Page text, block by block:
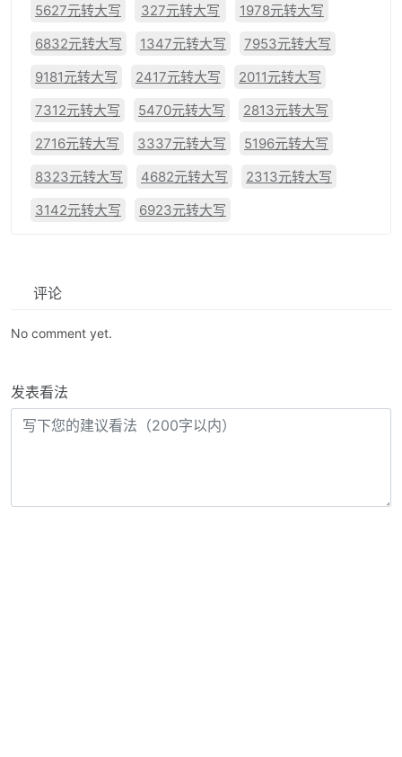
5627元转大写
327元转大写
1978元转大写
6832元转大写
1347元转大写
7953元转大写
9181元转大写
2417元转大写
2011元转大写
7312元转大写
5470元转大写
2813元转大写
2716元转大写
3337元转大写
5196元转大写
8323元转大写
4682元转大写
2313元转大写
3142元转大写
6923元转大写
评论
No comment yet.
发表看法